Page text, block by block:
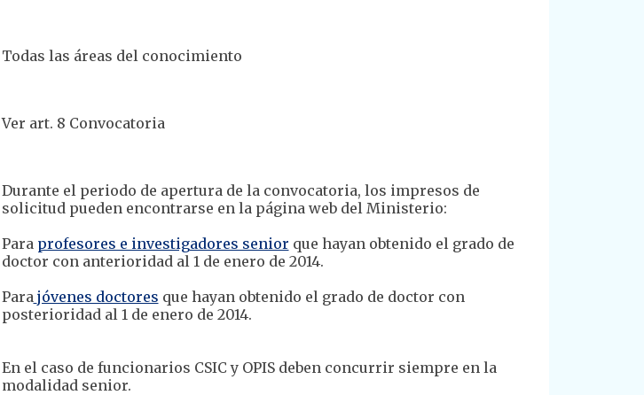
​Todas las áreas del conocimiento
​Ver art. 8 Convocatoria
​Durante el periodo de apertura de la convocatoria, los impresos de
solicitud pueden encontrarse en la página web del Ministerio:
Para profesores e investigadores senior que hayan obtenido el grado de
doctor con anterioridad al 1 de enero de 2014.
Para ​jóvenes doctores que hayan obtenido el grado de doctor con
posterioridad al 1 de enero de 2014.
En el caso de funcionarios CSIC y OPIS deben concurrir siempre en la
modalidad senior.